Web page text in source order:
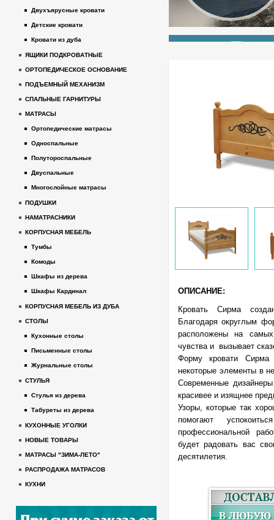
ОПИСАНИЕ:
Кровать Сирма
Благодаря округлым
расположены на
чувства и вызывает
Форму кровати Сирма
некоторые элементы в
Современные
красивее и изящнее
Узоры, которые так
помогают
профессиональной
будет радовать вас
десятилетия.
Двухъярусные кровати
Детские кровати
Кровати из дуба
ЯЩИКИ ПОДКРОВАТНЫЕ
ОРТОПЕДИЧЕСКОЕ ОСНОВАНИЕ
ПОДЪЕМНЫЙ МЕХАНИЗМ
СПАЛЬНЫЕ ГАРНИТУРЫ
МАТРАСЫ
Ортопедические матрасы
Односпальные
Полутороспальные
Двуспальные
Многослойные матрасы
ПОДУШКИ
НАМАТРАСНИКИ
КОРПУСНАЯ МЕБЕЛЬ
Тумбы
Комоды
Шкафы из дерева
Шкафы Кардинал
КОРПУСНАЯ МЕБЕЛЬ ИЗ ДУБА
СТОЛЫ
Кухонные столы
Письменные столы
Журнальные столы
СТУЛЬЯ
Стулья из дерева
Табуреты из дерева
КУХОННЫЕ УГОЛКИ
НОВЫЕ ТОВАРЫ
МАТРАСЫ "ЗИМА-ЛЕТО"
РАСПРОДАЖА МАТРАСОВ
КУХНИ